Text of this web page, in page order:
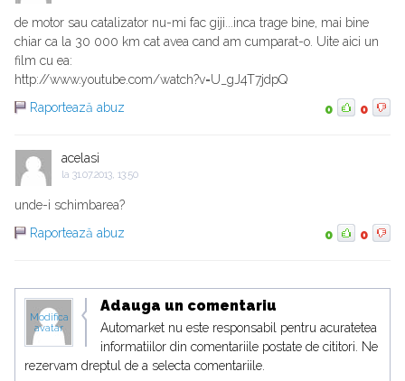
de motor sau catalizator nu-mi fac giji...inca trage bine, mai bine
chiar ca la 30 000 km cat avea cand am cumparat-o. Uite aici un
film cu ea:
http://www.youtube.com/watch?v=U_gJ4T7jdpQ
Raportează abuz
0 0
acelasi
la 31.07.2013, 13:50
unde-i schimbarea?
Raportează abuz
0 0
Modifica
avatar
Adauga un comentariu
Automarket nu este responsabil pentru acuratetea
informatiilor din comentariile postate de cititori. Ne
rezervam dreptul de a selecta comentariile.